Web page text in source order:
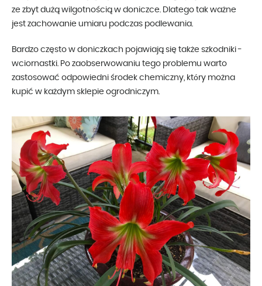
ze zbyt dużą wilgotnością w doniczce. Dlatego tak ważne
jest zachowanie umiaru podczas podlewania.
Bardzo często w doniczkach pojawiają się także szkodniki -
wciornastki. Po zaobserwowaniu tego problemu warto
zastosować odpowiedni środek chemiczny, który można
kupić w każdym sklepie ogrodniczym.